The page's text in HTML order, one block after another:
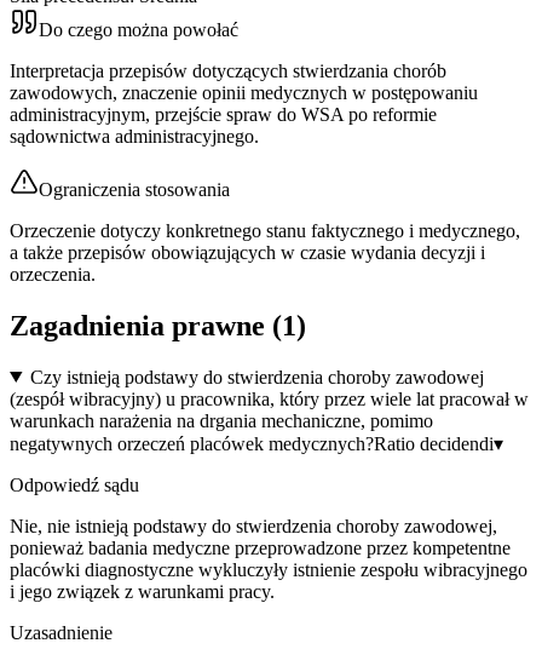
Do czego można powołać
Interpretacja przepisów dotyczących stwierdzania chorób
zawodowych, znaczenie opinii medycznych w postępowaniu
administracyjnym, przejście spraw do WSA po reformie
sądownictwa administracyjnego.
Ograniczenia stosowania
Orzeczenie dotyczy konkretnego stanu faktycznego i medycznego,
a także przepisów obowiązujących w czasie wydania decyzji i
orzeczenia.
Zagadnienia prawne (1)
Czy istnieją podstawy do stwierdzenia choroby zawodowej
(zespół wibracyjny) u pracownika, który przez wiele lat pracował w
warunkach narażenia na drgania mechaniczne, pomimo
negatywnych orzeczeń placówek medycznych?Ratio decidendi▾
Odpowiedź sądu
Nie, nie istnieją podstawy do stwierdzenia choroby zawodowej,
ponieważ badania medyczne przeprowadzone przez kompetentne
placówki diagnostyczne wykluczyły istnienie zespołu wibracyjnego
i jego związek z warunkami pracy.
Uzasadnienie